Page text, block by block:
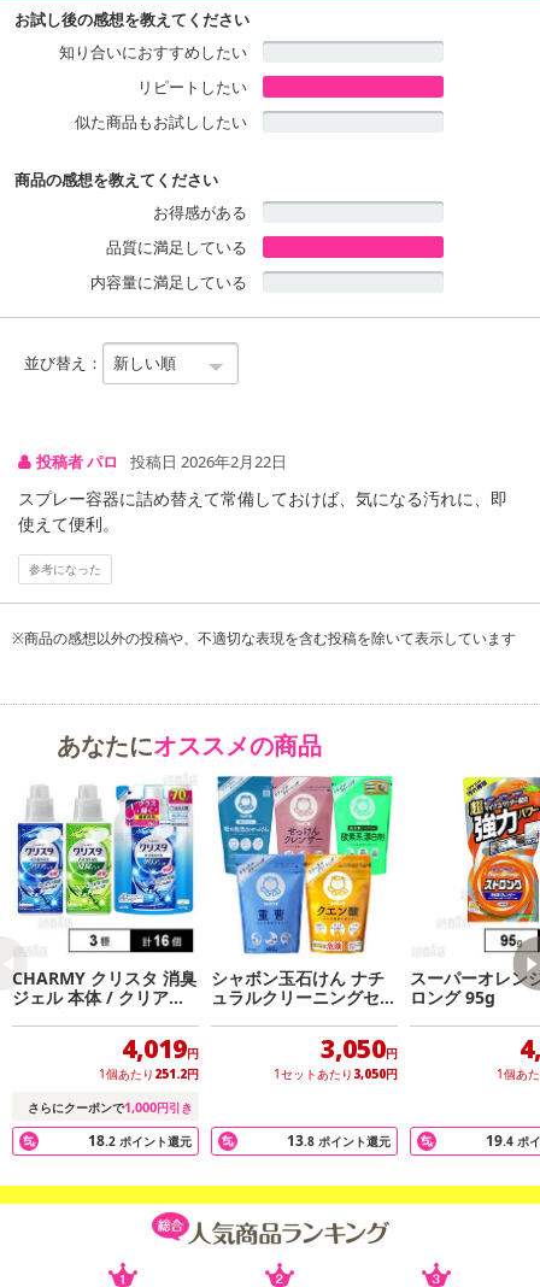
注意事項
【キャンセルについて】
※お申込み後のキャンセルはお受けできません。
記載されている内容を必ずご確認いただき、お届けする商品セット
にご納得いただきましたうえでお申し込みください。
※パッケージ変更や商品リニューアル(成分など含む)等により、参考
の掲載画像や画像内のバーコードなど、お届け商品と多少異なる場
合がございます。
また、[新たな加工食品の原料原産地表示制度]の経過措置期間の終
了により、商品詳細内に記載の原産国・原材料の表記が旧表記の場
合がございます。
あらかじめご了承いただいた上でお申込みください。なお、本理由
によるお申込み後のキャンセル・返品交換は対応いたしかねます。
【お支払いについて】
※送料はお試し費用に含まれております。
※d払い、PayPay、au PAY、au PAY（auかんたん決済）、ソフトバ
ンクまとめて支払い、楽天ペイ、メルペイ、AEON Pay、Amazon
お試し後の感想を教えてください
知り合いにおすすめしたい
リピートしたい
似た商品もお試ししたい
商品の感想を教えてください
お得感がある
品質に満足している
内容量に満足している
並び替え：
投稿者 パロ 投稿日 2026年2月22日
スプレー容器に詰め替えて常備しておけば、気になる汚れに、即
使えて便利。
参考になった
※商品の感想以外の投稿や、不適切な表現を含む投稿を除いて表示しています
あなたにオススメの商品
CHARMY クリスタ 消臭
ジェル 本体 / クリアジ
ェル 本体＆つめかえ用
4,019円
1個あたり 251.2円
さらにクーポンで1,000円引き
18.2 ポイント還元
シャボン玉石けん ナチ
ュラルクリーニングセッ
3,050円
1セットあたり 3,050円
13.8 ポイント還元
スーパーオレン
ロング 95g
1個あ
19.4 ポ